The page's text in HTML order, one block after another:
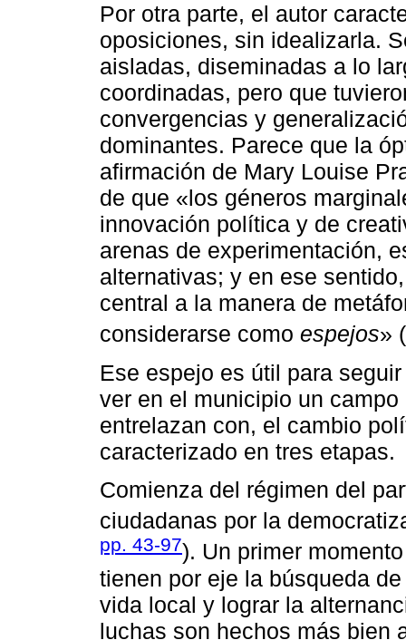
Por otra parte, el autor
oposiciones, sin idealizarla.
aisladas, diseminadas a lo
coordinadas, pero que
convergencias y
dominantes. Parece que la
afirmación de Mary Louise
de que «los géneros
innovación política y de
arenas de experimentación,
alternativas; y en ese
central a la manera de
considerarse como espejos» (
Ese espejo es útil para
ver en el municipio un
entrelazan con, el cambio
caracterizado en tres etapas.
Comienza del régimen del
ciudadanas por la
pp. 43-97). Un primer
tienen por eje la búsqueda
vida local y lograr la
luchas son hechos más bien